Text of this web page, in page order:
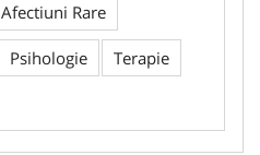
Afectiuni Rare
Psihologie Terapie